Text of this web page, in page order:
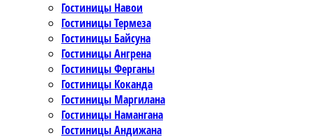
Гостиницы Навои
Гостиницы Термеза
Гостиницы Байсуна
Гостиницы Ангрена
Гостиницы Ферганы
Гостиницы Коканда
Гостиницы Маргилана
Гостиницы Намангана
Гостиницы Андижана